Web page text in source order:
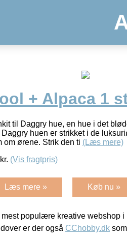
+ Alpaca 1
til Daggry hue, en hue i det
Daggry huen er strikket i de
om ørene. Strik den ti (Læs mere)
kr. (Vis fragtpris)
Læs mere » Køb nu »
mest populære kreative webshop i
er der også CChobby.dk